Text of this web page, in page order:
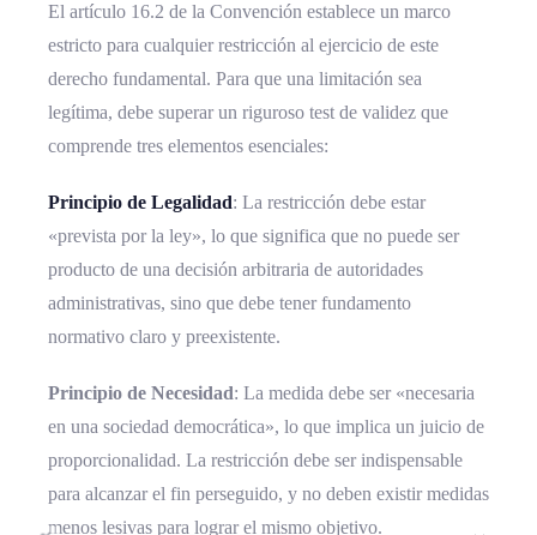
El artículo 16.2 de la Convención establece un marco
estricto para cualquier restricción al ejercicio de este
derecho fundamental. Para que una limitación sea
legítima, debe superar un riguroso test de validez que
comprende tres elementos esenciales:
Principio de Legalidad: La restricción debe estar
«prevista por la ley», lo que significa que no puede ser
producto de una decisión arbitraria de autoridades
administrativas, sino que debe tener fundamento
normativo claro y preexistente.
Principio de Necesidad: La medida debe ser «necesaria
en una sociedad democrática», lo que implica un juicio de
proporcionalidad. La restricción debe ser indispensable
para alcanzar el fin perseguido, y no deben existir medidas
menos lesivas para lograr el mismo objetivo.